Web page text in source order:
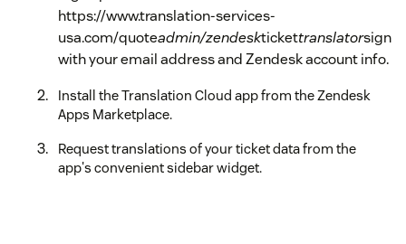
https://www.translation-services-
usa.com/quoteadmin/zendesktickettranslator
with your email address and Zendesk account info.
Install the Translation Cloud app from the Zendesk
Apps Marketplace.
Request translations of your ticket data from the
app's convenient sidebar widget.